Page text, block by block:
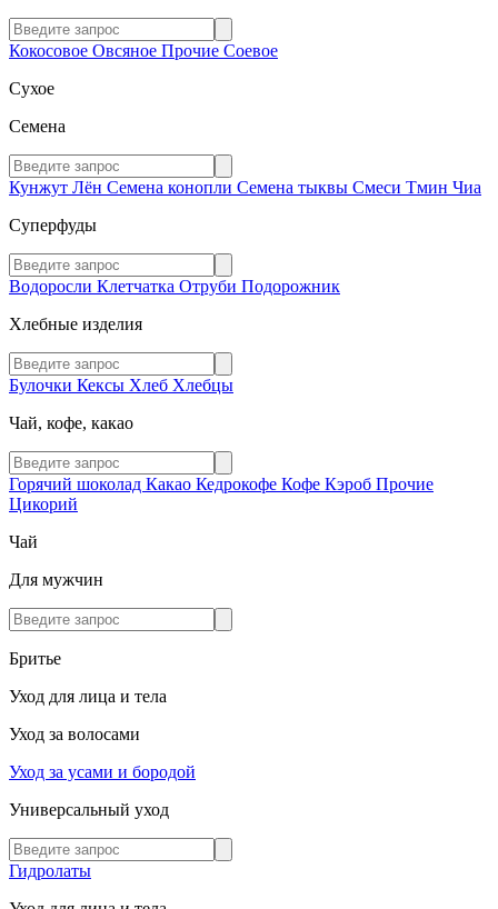
Кокосовое Овсяное Прочие Соевое
Сухое
Семена
Кунжут Лён Семена конопли Семена тыквы Смеси Тмин Чиа
Суперфуды
Водоросли Клетчатка Отруби Подорожник
Хлебные изделия
Булочки Кексы Хлеб Хлебцы
Чай, кофе, какао
Горячий шоколад Какао Кедрокофе Кофе Кэроб Прочие
Цикорий
Чай
Для мужчин
Бритье
Уход для лица и тела
Уход за волосами
Уход за усами и бородой
Универсальный уход
Гидролаты